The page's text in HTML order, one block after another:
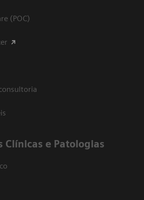
(POC)
Clínicas e Patologias